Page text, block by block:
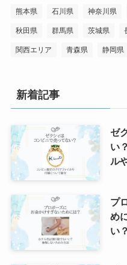
熊本県 石川県 神奈川県
秋田県 群馬県 茨城県
関西エリア 青森県 静岡県
新着記事
ゼ
い
ル
プ
め
い